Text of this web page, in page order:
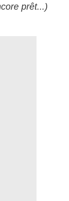
prêt...)